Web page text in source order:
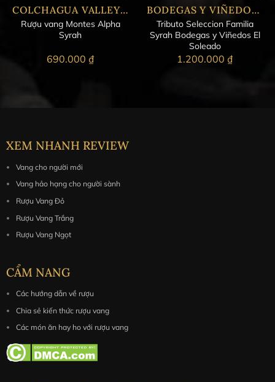
COLCHAGUA VALLEY - CENTRAL
Rượu vang Montes Alpha
Syrah
690.000 ₫
BODEGAS Y VIÑEDOS EL SOLEADO
Tributo Seleccion Familia
Syrah Bodegas y Viñedos El
Soleado
1.200.000 ₫
XEM NHANH REVIEW
Vang cho người mới
Vang hảo hạng cho người sành
Rượu Vang Đỏ
Rượu Vang Trắng
Rượu Vang Ngọt
CẨM NANG
Các hướng dẫn về rượu
Chia sẻ kiến thức rượu vang
Các món ăn hay ho với rượu vang